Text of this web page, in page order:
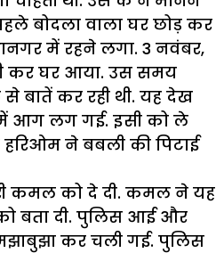
बोदला वाला घर छोड़ कर
में रहने लगा. 3 नवंबर,
कर घर आया. उस समय
बातें कर रही थी. यह देख
आग लग गई. इसी को ले
ने बबली की पिटाई
कमल को दे दी. कमल ने यह
बता दी. पुलिस आई और
कर चली गई. पुलिस